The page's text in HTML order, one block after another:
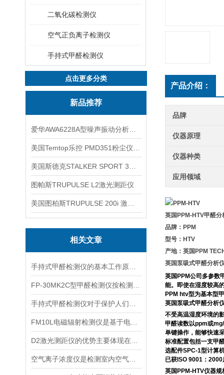
二氧化碳检测仪
空气正负离子检测仪
手持式甲醛检测仪
点击更多分类
新品推荐
图帕斯TRUPULSE L2激光测距仪
相关文章
产品介绍：
品牌
仪器原理
仪器种类
应用领域
英国PPM-HTV甲醛
品牌：PPM
型号：HTV
产地：英国PPM
英国泵吸式甲醛分析
英国PPM公司多参数
能。即使在湿度较高
PPM htv型为基本型
英国泵吸式甲醛分析
不受高温湿度环境的
甲醛读数以ppm或
单键操作，能够快速
标准配置包括一支甲
选配件SPC-1型计算
已获ISO 9001：
英国PPM-HTV仪器规